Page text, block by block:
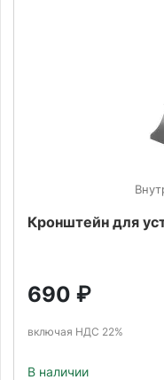
Кронштейн для
690 ₽
включая НДС 22%
В наличии